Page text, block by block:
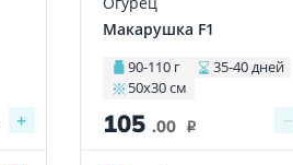
+
Макарушка F1
90-110 г
35-40 дней
50х30 см
105 .00 i −